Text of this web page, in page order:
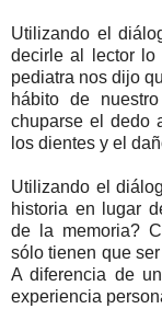
Utilizando el
decirle al lector lo
pediatra nos dijo
hábito de
chuparse el dedo
los dientes y el
Utilizando el
historia en lugar
de la memoria?
sólo tienen que
A diferencia de
experiencia